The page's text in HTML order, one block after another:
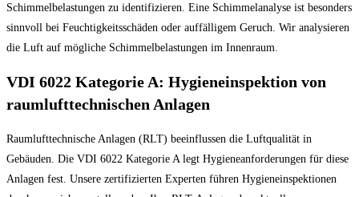
Schimmelbelastungen zu identifizieren. Eine Schimmelanalyse ist besonders
sinnvoll bei Feuchtigkeitsschäden oder auffälligem Geruch. Wir analysieren
die Luft auf mögliche Schimmelbelastungen im Innenraum.
VDI 6022 Kategorie A: Hygieneinspektion von
raumlufttechnischen Anlagen
Raumlufttechnische Anlagen (RLT) beeinflussen die Luftqualität in
Gebäuden. Die VDI 6022 Kategorie A legt Hygieneanforderungen für diese
Anlagen fest. Unsere zertifizierten Experten führen Hygieneinspektionen